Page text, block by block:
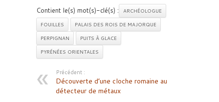
Contient le(s) mot(s)-clé(s) :
ARCHÉOLOGUE
FOUILLES
PALAIS DES ROIS DE MAJORQUE
PERPIGNAN
PUITS À GLACE
PYRÉNÉES ORIENTALES
Précédent :
Découverte d’une cloche romaine au
détecteur de métaux